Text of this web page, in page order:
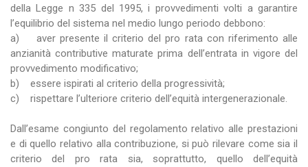
della Legge n 335 del 1995, i provvedimenti volti a garantire
l’equilibrio del sistema nel medio lungo periodo debbono:
a) aver presente il criterio del pro rata con riferimento alle
anzianità contributive maturate prima dell’entrata in vigore del
provvedimento modificativo;
b) essere ispirati al criterio della progressività;
c) rispettare l’ulteriore criterio dell’equità intergenerazionale.
Dall’esame congiunto del regolamento relativo alle prestazioni
e di quello relativo alla contribuzione, si può rilevare come sia il
criterio del pro rata sia, soprattutto, quello dell’equità